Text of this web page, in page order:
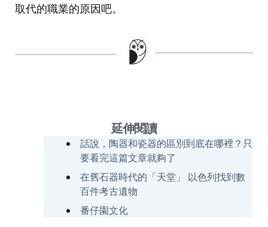
取代的職業的原因吧。
延伸閱讀
話說，陶器和瓷器的區別到底在哪裡？只
要看完這篇文章就夠了
在舊石器時代的「天堂」 以色列找到數
百件考古遺物
番仔園文化